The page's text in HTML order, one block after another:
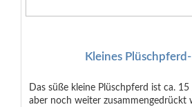
Kleines
Das süße kleine Plüschpferd ist ca.
aber noch weiter zusammengedrückt